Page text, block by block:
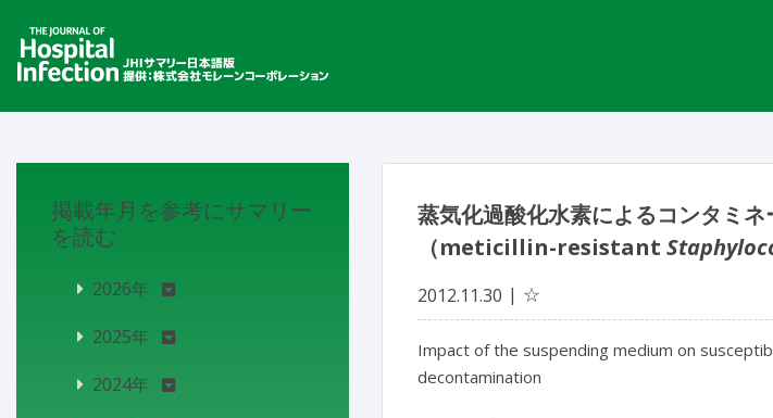
蒸気化過酸化水素によるコンタミ
（meticillin-resistant
2012.11.30 ☆
Impact of the suspending medium on
decontamination
掲載年月を参考にサマリー
を読む
2026年
2025年
2024年